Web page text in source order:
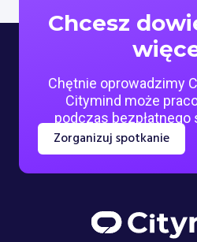
Chcesz
Chętnie oprowadzimy
Citymind może
podczas bezpłatnego
Zorganizuj spotkanie